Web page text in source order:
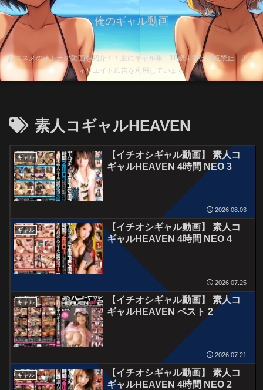
俺のギャル動画
おススメのオトナの動画を紹介！！主にギャル系 18歳未満は閲覧禁止 アフ
ィリエイト広告を利用しています
素人コギャルHEAVEN
ギャル
【イチオシギャル動画】 素人コ
ギャルHEAVEN 4時間 NEO 3
2026.08.03
ギャル
【イチオシギャル動画】 素人コ
ギャルHEAVEN 4時間 NEO 4
2026.07.25
ギャル
【イチオシギャル動画】 素人コ
ギャルHEAVEN ベスト 2
2026.07.21
ギャル
【イチオシギャル動画】 素人コ
ギャルHEAVEN 4時間 NEO 2